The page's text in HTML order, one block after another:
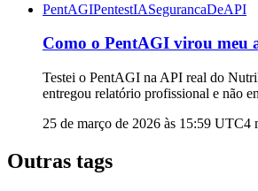
PentAGIPentestIASegurancaDeAPI
Como o PentAGI virou meu
Testei o PentAGI na API real do
entregou relatório profissional e não
25 de março de 2026 às 15:59 UTC4
Outras tags